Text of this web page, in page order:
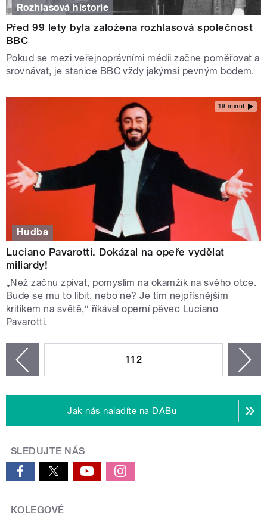
Rozhlasová historie
Před 99 lety byla založena rozhlasová společnost
BBC
Pokud se mezi veřejnoprávními médii začne poměřovat a
srovnávat, je stanice BBC vždy jakýmsi pevným bodem.
19 minut
Hudba
Luciano Pavarotti. Dokázal na opeře vydělat
miliardy!
„Než začnu zpívat, pomyslím na okamžik na svého otce.
Bude se mu to líbit, nebo ne? Je tím nejpřísnějším
kritikem na světě,“ říkával operní pěvec Luciano
Pavarotti.
112
Jak nás naladíte na DABu
SLEDUJTE NÁS
KOLEGOVÉ